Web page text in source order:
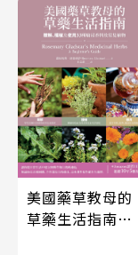
美國藥草教母的
草藥生活指南